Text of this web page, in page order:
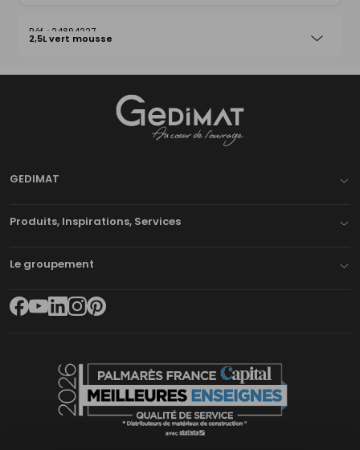
24894227
2,5L vert mousse
GEDIMAT
Produits, Inspirations, Services
Le groupement